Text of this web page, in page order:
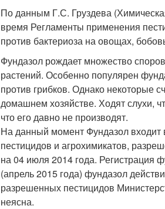
По данным Г.С. Груздева
время Регламенты применения
против бактериоза на овощах,
Фундазол рождает множество
растений. Особенно популярен
против грибков. Однако некоторые
домашнем хозяйстве. Ходят слухи,
что его давно не производят.
На данный момент Фундазол входит
пестицидов и агрохимикатов,
на 04 июля 2014 года. Регистрация
(апрель 2015 года) фундазол
разрешенных пестицидов
неясна.